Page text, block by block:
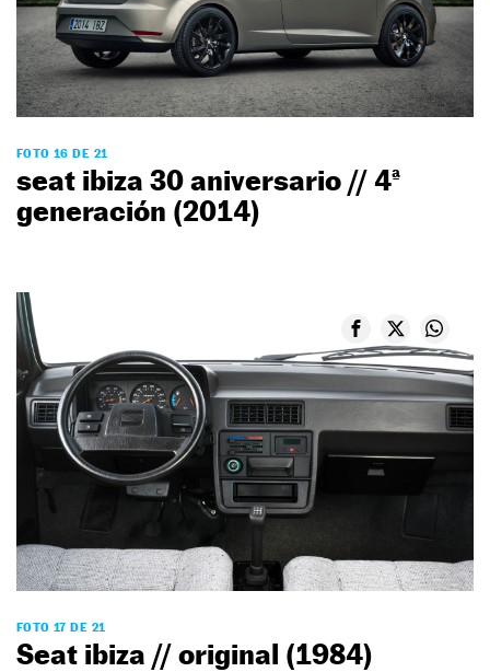
FOTO 16 DE 21
seat ibiza 30 aniversario // 4ª
generación (2014)
FOTO 17 DE 21
Seat ibiza // original (1984)